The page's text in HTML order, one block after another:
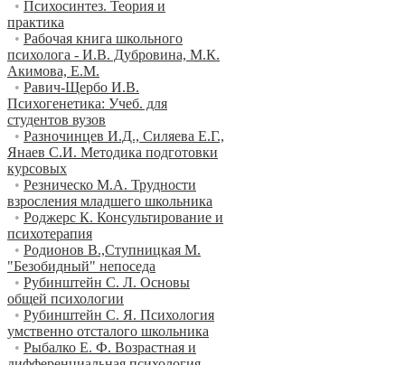
• Психосинтез. Теория и
практика
• Рабочая книга школьного
психолога - И.В. Дубровина, М.К.
Акимова, Е.М.
• Равич-Щербо И.В.
Психогенетика: Учеб. для
студентов вузов
• Разночинцев И.Д., Силяева Е.Г.,
Янаев С.И. Методика подготовки
курсовых
• Резническо М.А. Трудности
взросления младшего школьника
• Роджерс К. Консультирование и
психотерапия
• Родионов В.,Ступницкая М.
"Безобидный" непоседа
• Рубинштейн С. Л. Основы
общей психологии
• Рубинштейн С. Я. Психология
умственно отсталого школьника
• Рыбалко Е. Ф. Возрастная и